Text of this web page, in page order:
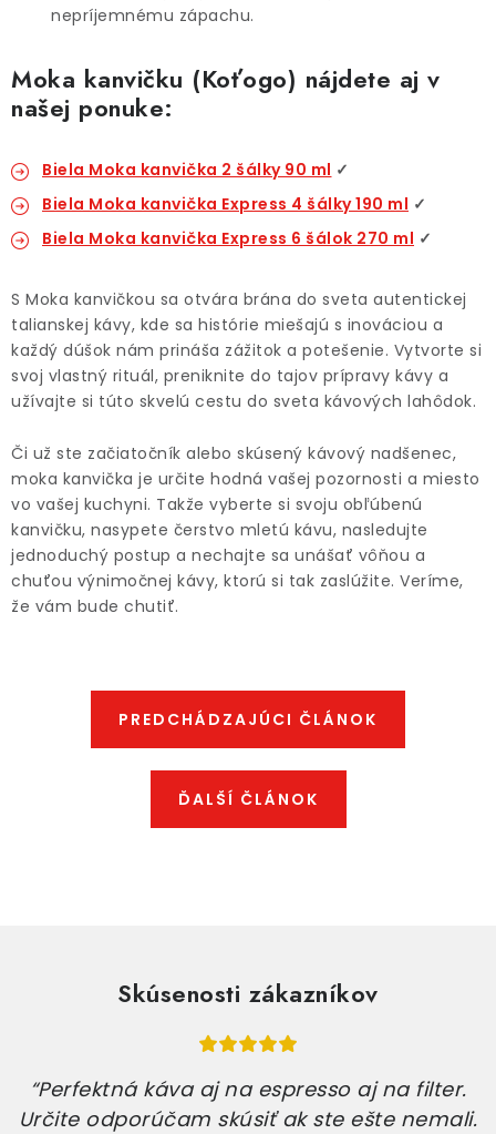
nepríjemnému zápachu.
Moka kanvičku (Koťogo) nájdete aj v
našej ponuke:
Biela Moka kanvička 2 šálky 90 ml ✓
Biela Moka kanvička Express 4 šálky 190 ml ✓
Biela Moka kanvička Express 6 šálok 270 ml ✓
S Moka kanvičkou sa otvára brána do sveta autentickej
talianskej kávy, kde sa histórie miešajú s inováciou a
každý dúšok nám prináša zážitok a potešenie. Vytvorte si
svoj vlastný rituál, preniknite do tajov prípravy kávy a
užívajte si túto skvelú cestu do sveta kávových lahôdok.
Či už ste začiatočník alebo skúsený kávový nadšenec,
moka kanvička je určite hodná vašej pozornosti a miesto
vo vašej kuchyni. Takže vyberte si svoju obľúbenú
kanvičku, nasypete čerstvo mletú kávu, nasledujte
jednoduchý postup a nechajte sa unášať vôňou a
chuťou výnimočnej kávy, ktorú si tak zaslúžite. Veríme,
že vám bude chutiť.
PREDCHÁDZAJÚCI ČLÁNOK
ĎALŠÍ ČLÁNOK
Skúsenosti zákazníkov
Vaša pražiareň kávy ma úplne dostala!
Každé ráno sa teším na šálku vášho